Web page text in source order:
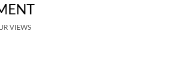
VIEWS